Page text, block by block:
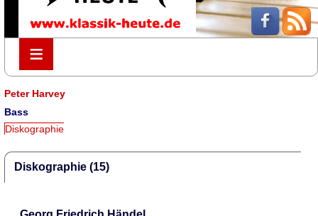
≡
≡
Peter Harvey
Bass
Diskographie
Diskographie (15)